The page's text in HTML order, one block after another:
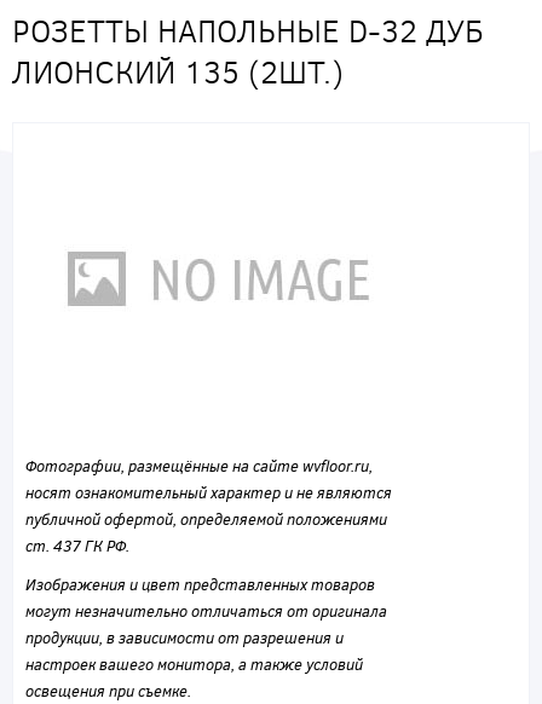
РОЗЕТТЫ НАПОЛЬНЫЕ D-32 ДУБ
ЛИОНСКИЙ 135 (2ШТ.)
Фотографии, размещённые на сайте wvfloor.ru,
носят ознакомительный характер и не являются
публичной офертой, определяемой положениями
ст. 437 ГК РФ.
Изображения и цвет представленных товаров
могут незначительно отличаться от оригинала
продукции, в зависимости от разрешения и
настроек вашего монитора, а также условий
освещения при съемке.